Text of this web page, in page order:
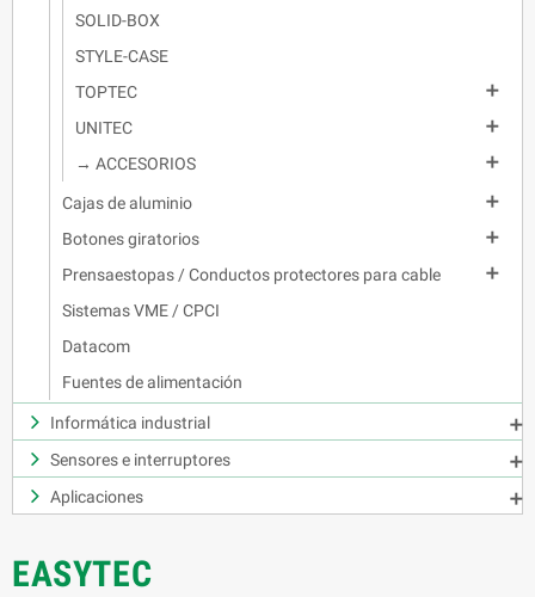
SOLID-BOX
STYLE-CASE
TOPTEC

UNITEC

→ ACCESORIOS

Cajas de aluminio

Botones giratorios

Prensaestopas / Conductos protectores para cable

Sistemas VME / CPCI
Datacom
Fuentes de alimentación
Informática industrial

Sensores e interruptores

Aplicaciones

EASYTEC